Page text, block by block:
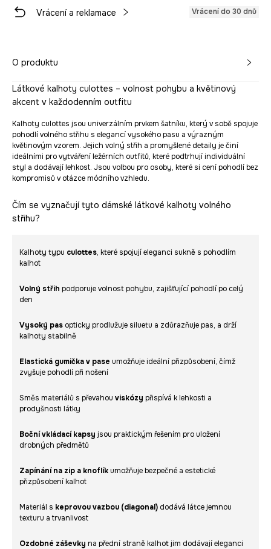
Vrácení a reklamace Vrácení do 30 dnů
O produktu
Látkové kalhoty culottes – volnost pohybu a květinový
akcent v každodenním outfitu
Kalhoty culottes jsou univerzálním prvkem šatníku, který v sobě spojuje
pohodlí volného střihu s elegancí vysokého pasu a výrazným
květinovým vzorem. Jejich volný střih a promyšlené detaily je činí
ideálními pro vytváření ležérních outfitů, které podtrhují individuální
styl a dodávají lehkost. Jsou volbou pro osoby, které si cení pohodlí bez
kompromisů v otázce módního vzhledu.
Čím se vyznačují tyto dámské látkové kalhoty volného
střihu?
Kalhoty typu culottes, které spojují eleganci sukně s pohodlím
kalhot
Volný střih podporuje volnost pohybu, zajišťující pohodlí po celý
den
Vysoký pas opticky prodlužuje siluetu a zdůrazňuje pas, a drží
kalhoty stabilně
Elastická gumička v pase umožňuje ideální přizpůsobení, čímž
zvyšuje pohodlí při nošení
Směs materiálů s převahou viskózy přispívá k lehkosti a
prodyšnosti látky
Boční vkládací kapsy jsou praktickým řešením pro uložení
drobných předmětů
Zapínání na zip a knoflík umožňuje bezpečné a estetické
přizpůsobení kalhot
Materiál s keprovou vazbou (diagonal) dodává látce jemnou
texturu a trvanlivost
Ozdobné záševky na přední straně kalhot jim dodávají eleganci